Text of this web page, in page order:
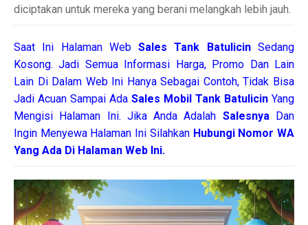
diciptakan untuk mereka yang berani melangkah lebih jauh.
Saat Ini Halaman WebSales Tank BatulicinSedang
Kosong. Jadi Semua Informasi Harga, Promo Dan Lain
Lain Di Dalam Web Ini Hanya Sebagai Contoh, Tidak Bisa
Jadi Acuan Sampai Ada Sales Mobil Tank Batulicin Yang
Mengisi Halaman Ini. Jika Anda Adalah SalesnyaDan
Ingin Menyewa Halaman Ini Silahkan Hubungi Nomor WA
Yang Ada Di Halaman Web Ini.